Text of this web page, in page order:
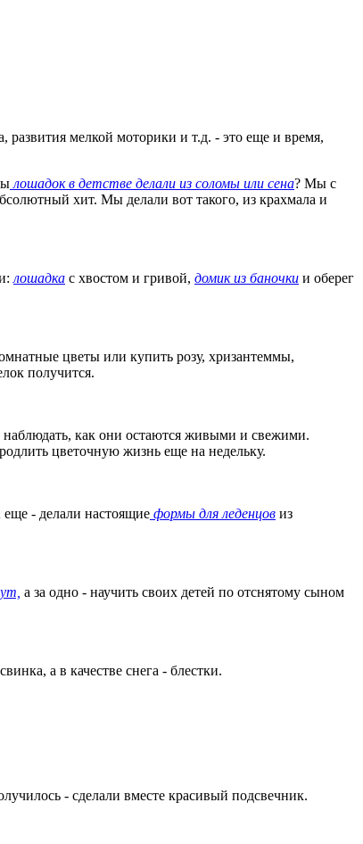
развития мелкой моторики и т.д. - это еще и время,
лошадок в детстве делали из соломы или сена? Мы с
хит. Мы делали вот такого, из крахмала и
лошадка с хвостом и гривой, домик из баночки и оберег
цветы или купить розу, хризантеммы,
получится.
наблюдать, как они остаются живыми и свежими.
цветочную жизнь еще на недельку.
- делали настоящие формы для леденцов из
а за одно - научить своих детей по отснятому сыном
а в качестве снега - блестки.
- сделали вместе красивый подсвечник.